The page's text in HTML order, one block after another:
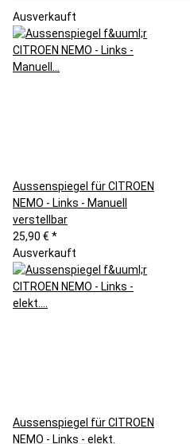
Ausverkauft
Aussenspiegel für CITROEN
NEMO - Links - Manuell
verstellbar
25,90 € *
Ausverkauft
Aussenspiegel für CITROEN
NEMO - Links - elekt.